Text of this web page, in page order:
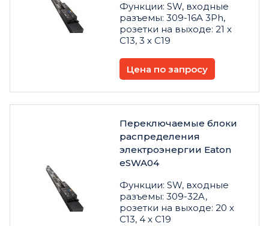
Функции: SW, входные
разъемы: 309-16A 3Ph,
розетки на выходе: 21 х
C13, 3 х C19
Цена по запросу
Переключаемые блоки
распределения
электроэнергии Eaton
eSWA04
Функции: SW, входные
разъемы: 309-32A,
розетки на выходе: 20 х
C13, 4 х C19